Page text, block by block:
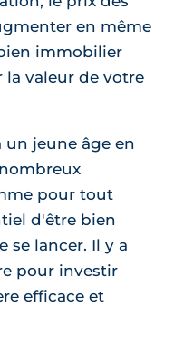
en même
immobilier
la valeur de votre
jeune âge en
pour tout
d'être bien
se lancer. Il y a
pour investir
efficace et